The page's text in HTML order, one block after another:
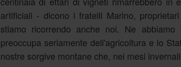
artificiali - dicono i fratelli Marino,
stiamo ricorrendo anche noi. Ne
preoccupa seriamente dell'agricoltura e lo
nostre sorgive montane che, nei mesi